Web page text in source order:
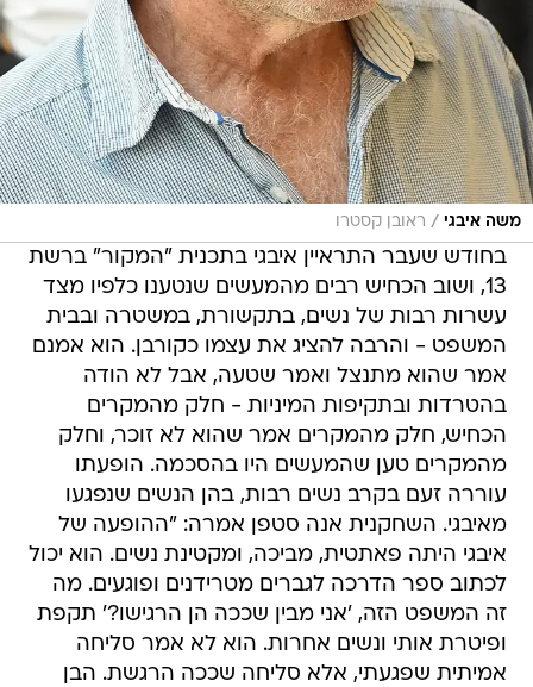
משה איבגי / ראובן קסטרו
בחודש שעבר התראיין איבגי בתכנית "המקור" ברשת
13, ושוב הכחיש רבים מהמעשים שנטענו כלפיו מצד
עשרות רבות של נשים, בתקשורת, במשטרה ובבית
המשפט - והרבה להציג את עצמו כקורבן. הוא אמנם
אמר שהוא מתנצל ואמר שטעה, אבל לא הודה
בהטרדות ובתקיפות המיניות - חלק מהמקרים
הכחיש, חלק מהמקרים אמר שהוא לא זוכר, וחלק
מהמקרים טען שהמעשים היו בהסכמה. הופעתו
עוררה זעם בקרב נשים רבות, בהן הנשים שנפגעו
מאיבגי. השחקנית אנה סטפן אמרה: "ההופעה של
איבגי היתה פאתטית, מביכה, ומקטינת נשים. הוא יכול
לכתוב ספר הדרכה לגברים מטרידנים ופוגעים. מה
זה המשפט הזה, 'אני מבין שככה הן הרגישו?' תקפת
ופיטרת אותי ונשים אחרות. הוא לא אמר סליחה
אמיתית שפגעתי, אלא סליחה שככה הרגשת. הבן